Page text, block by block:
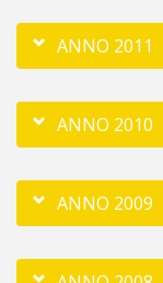
ANNO 2011
ANNO 2010
ANNO 2009